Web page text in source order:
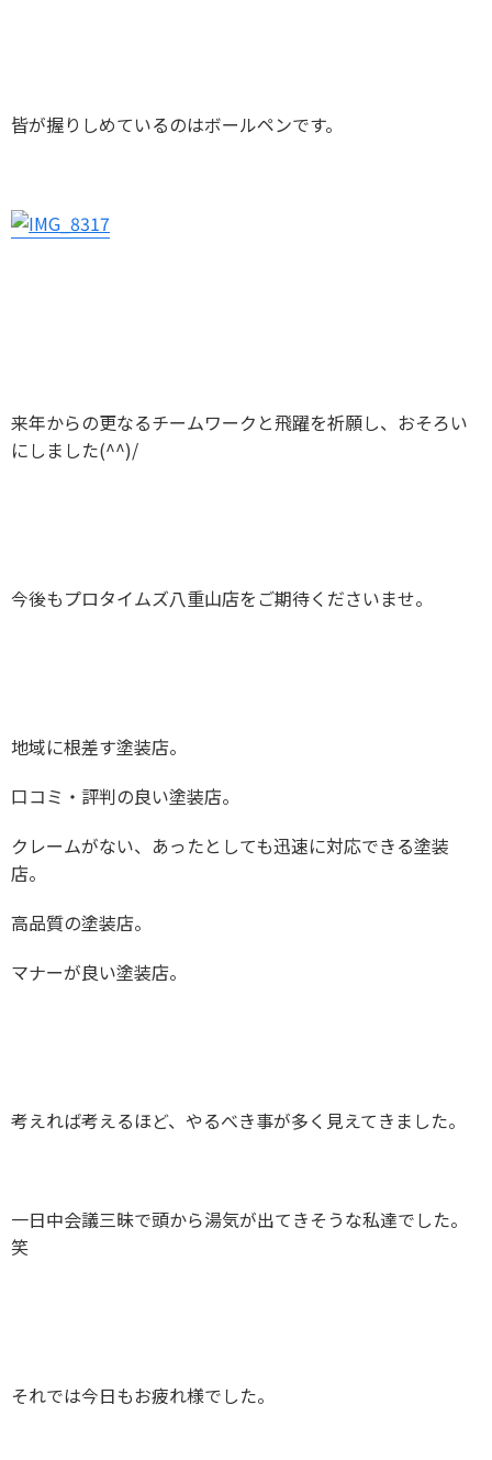
皆が握りしめているのはボールペンです。
来年からの更なるチームワークと飛躍を祈願し、おそろい
にしました(^^)/
今後もプロタイムズ八重山店をご期待くださいませ。
地域に根差す塗装店。
口コミ・評判の良い塗装店。
クレームがない、あったとしても迅速に対応できる塗装
店。
高品質の塗装店。
マナーが良い塗装店。
考えれば考えるほど、やるべき事が多く見えてきました。
一日中会議三昧で頭から湯気が出てきそうな私達でした。
笑
それでは今日もお疲れ様でした。